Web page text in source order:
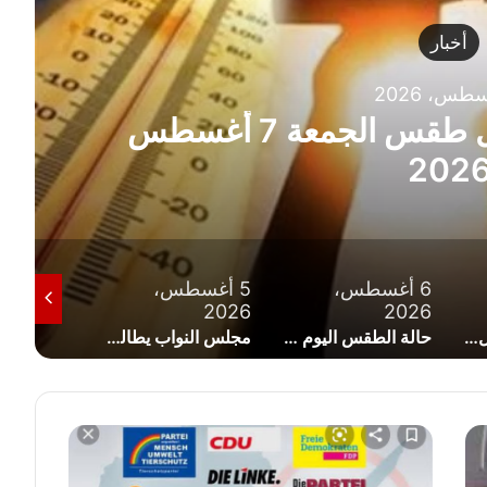
أخبار
فنادق العلمين ويثير تفاعلاً
(صورة)
حالة الطقس اليوم الخميس 6 أغسطس 2026 في مصر ودرجات الحرارة المتوقعة
5 أغسطس،
2026
مجلس النواب يطالب الحكومة بإعادة النظر في زيادة أسعار الكهرباء
5 أغسطس،
2026
وزير الري يحسم الجدل حول فيضان النيل وحقيقة دخول مصر سنوات الجفاف
5
2026
ا